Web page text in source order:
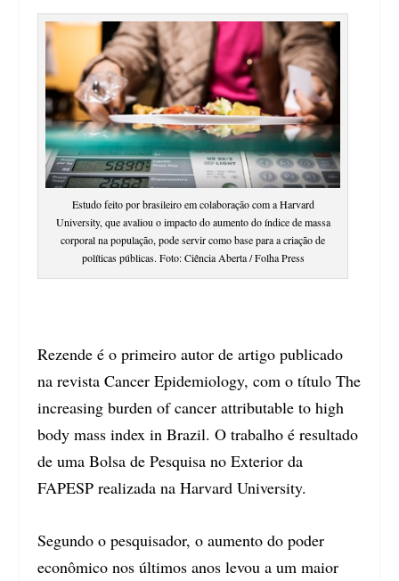
Estudo feito por brasileiro em colaboração com a Harvard
University, que avaliou o impacto do aumento do índice de massa
corporal na população, pode servir como base para a criação de
políticas públicas. Foto: Ciência Aberta / Folha Press
Rezende é o primeiro autor de artigo publicado
na revista Cancer Epidemiology, com o título The
increasing burden of cancer attributable to high
body mass index in Brazil. O trabalho é resultado
de uma Bolsa de Pesquisa no Exterior da
FAPESP realizada na Harvard University.
Segundo o pesquisador, o aumento do poder
econômico nos últimos anos levou a um maior